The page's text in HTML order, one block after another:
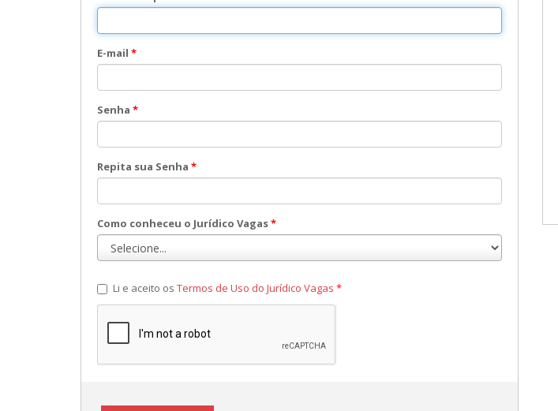
E-mail *
Senha *
Repita sua Senha *
Como conheceu o Jurídico Vagas*
Li e aceito os Termos de Uso do Jurídico Vagas *